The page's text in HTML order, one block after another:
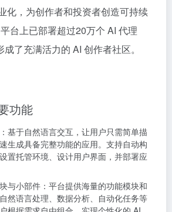
化，为创作者和投资者创造可持续
台上已部署超过20万个 AI 代理
成了充满活力的 AI 创作者社区。
功能
基于自然语言交互，让用户只需简单描
生成具备完整功能的应用。支持自动构
置托管环境、设计用户界面，并部署应
与小部件：平台提供海量的功能模块和
然语言处理、数据分析、自动化任务等